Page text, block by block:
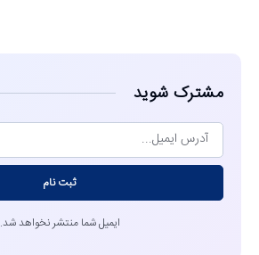
مشترک شوید
ثبت نام
ایمیل شما منتشر نخواهد شد.